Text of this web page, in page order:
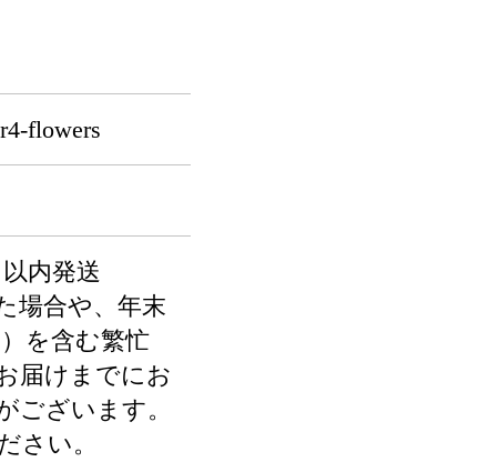
flowers
内発送
場合や、年末
を含む繁忙
届けまでにお
ございます。
さい。